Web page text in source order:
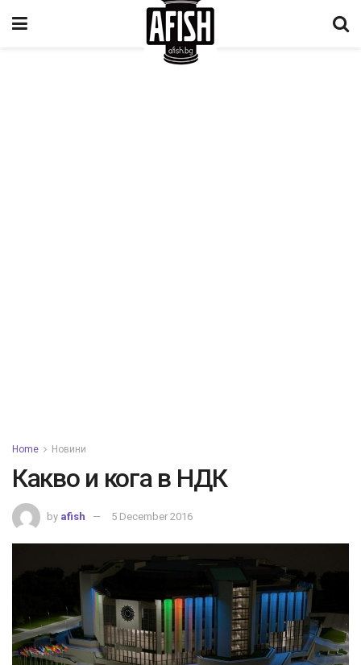
Home Новини
Какво и кога в НДК
by afish 5 December 2016